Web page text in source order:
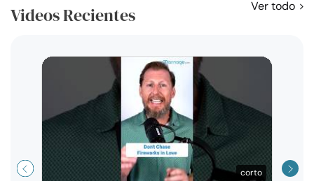
Videos Recientes Ver todo
corto